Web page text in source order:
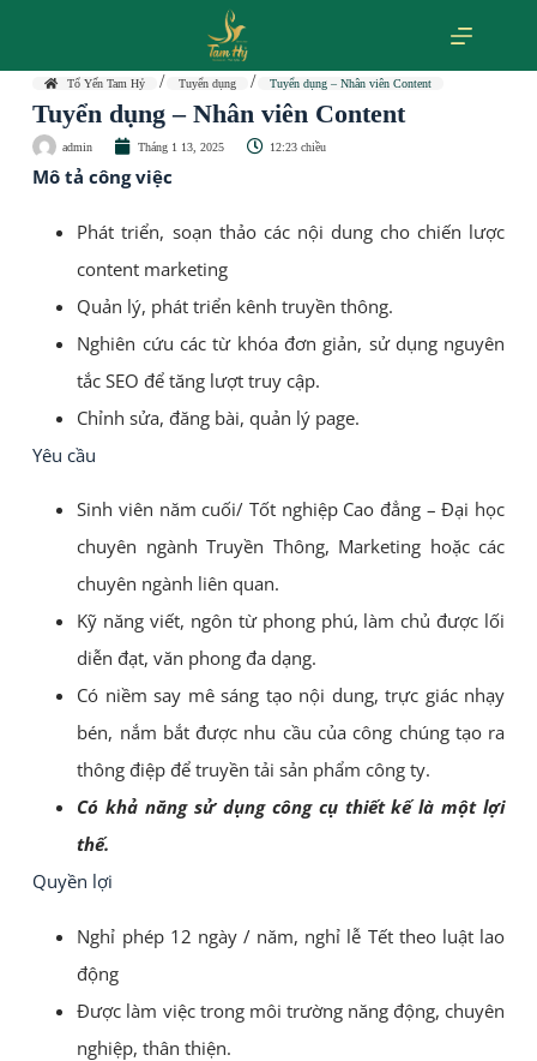
Tổ Yến Tam Hỷ Tuyển dụng Tuyển dụng – Nhân viên Content
Tuyển dụng – Nhân viên Content
admin Tháng 1 13, 2025 12:23 chiều
Mô tả công việc
Phát triển, soạn thảo các nội dung cho chiến lược
content marketing
Quản lý, phát triển kênh truyền thông.
Nghiên cứu các từ khóa đơn giản, sử dụng nguyên
tắc SEO để tăng lượt truy cập.
Chỉnh sửa, đăng bài, quản lý page.
Yêu cầu
Sinh viên năm cuối/ Tốt nghiệp Cao đẳng – Đại học
chuyên ngành Truyền Thông, Marketing hoặc các
chuyên ngành liên quan.
Kỹ năng viết, ngôn từ phong phú, làm chủ được lối
diễn đạt, văn phong đa dạng.
Có niềm say mê sáng tạo nội dung, trực giác nhạy
bén, nắm bắt được nhu cầu của công chúng tạo ra
thông điệp để truyền tải sản phẩm công ty.
Có khả năng sử dụng công cụ thiết kế là một lợi
thế.
Quyền lợi
Nghỉ phép 12 ngày / năm, nghỉ lễ Tết theo luật lao
động
Được làm việc trong môi trường năng động, chuyên
nghiệp, thân thiện.